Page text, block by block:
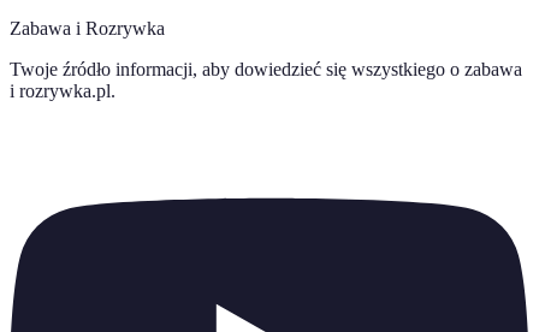
Zabawa i Rozrywka
Twoje źródło informacji, aby dowiedzieć się wszystkiego o zabawa
i rozrywka.pl.